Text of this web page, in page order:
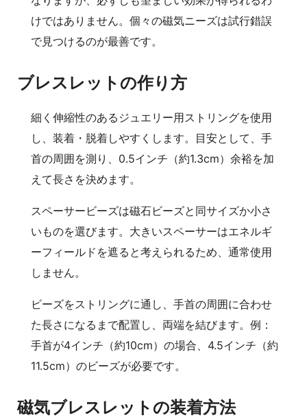
けではありません。個々の磁気ニーズは試行錯誤
で見つけるのが最善です。
ブレスレットの作り方
細く伸縮性のあるジュエリー用ストリングを使用
し、装着・脱着しやすくします。目安として、手
首の周囲を測り、0.5インチ（約1.3cm）余裕を加
えて長さを決めます。
スペーサービーズは磁石ビーズと同サイズか小さ
いものを選びます。大きいスペーサーはエネルギ
ーフィールドを遮ると考えられるため、通常使用
しません。
ビーズをストリングに通し、手首の周囲に合わせ
た長さになるまで配置し、両端を結びます。例：
手首が4インチ（約10cm）の場合、4.5インチ（約
11.5cm）のビーズが必要です。
磁気ブレスレットの装着方法